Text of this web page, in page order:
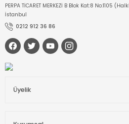
PERPA TİCARET MERKEZİ B Blok Kat:8 No:1105
İstanbul
0212 912 36 86
Üyelik